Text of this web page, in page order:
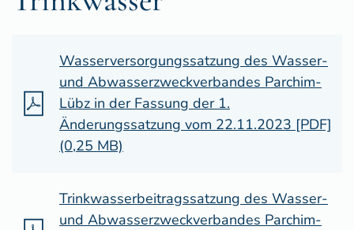
Wasserversorgungssatzung des Wasser-
und Abwasserzweckverbandes Parchim-
Lübz in der Fassung der 1.
Änderungssatzung vom 22.11.2023 [PDF]
(0,25 MB)
Trinkwasserbeitragssatzung des Wasser-
und Abwasserzweckverbandes Parchim-